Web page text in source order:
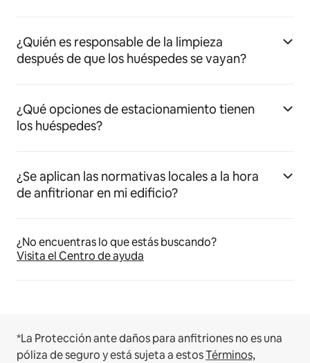
¿Quién es responsable de la limpieza
después de que los huéspedes se vayan?
¿Qué opciones de estacionamiento tienen
los huéspedes?
¿Se aplican las normativas locales a la hora
de anfitrionar en mi edificio?
¿No encuentras lo que estás buscando?
Visita el Centro de ayuda
*La Protección ante daños para anfitriones no es una
póliza de seguro y está sujeta a estosTérminos,